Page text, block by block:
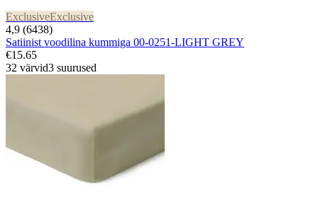
ExclusiveExclusive
4,9 (6438)
Satiinist voodilina kummiga 00-0251-LIGHT GREY
€15.65
32 värvid3 suurused